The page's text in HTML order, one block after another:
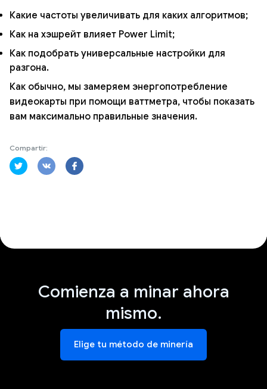
Какие частоты увеличивать для каких алгоритмов;
Как на хэшрейт влияет Power Limit;
Как подобрать универсальные настройки для
разгона.
Как обычно, мы замеряем энергопотребление
видеокарты при помощи ваттметра, чтобы показать
вам максимально правильные значения.
Compartir:
Comienza a minar ahora
mismo.
Elige tu método de minería